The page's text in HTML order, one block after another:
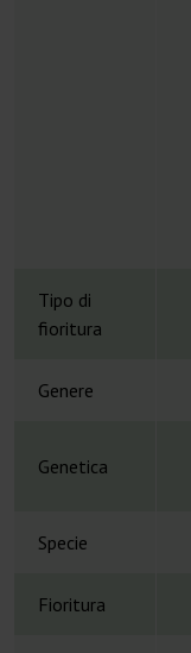
Tipo di
fioritura
Genere
Genetica
Specie
Fioritura